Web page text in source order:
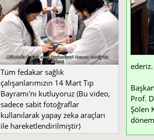
Tüm fedakar sağlık
çalışanlarımızın 14 Mart Tıp
Bayramı'nı kutluyoruz (Bu video,
sadece sabit fotoğraflar
kullanılarak yapay zeka araçları
ile hareketlendirilmiştir)
ederiz.
Prof.
Şölen